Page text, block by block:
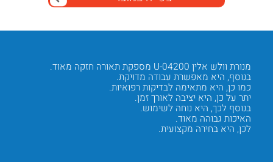
מנורת וולש אלין 04200-U מספקת תאורה חזקה מאוד.
בנוסף, היא מאפשרת עבודה מדויקת.
כמו כן, היא מתאימה לבדיקות רפואיות.
יתר על כן, היא יציבה לאורך זמן.
בנוסף לכך, היא נוחה לשימוש.
האיכות גבוהה מאוד.
לכן, היא בחירה מקצועית.